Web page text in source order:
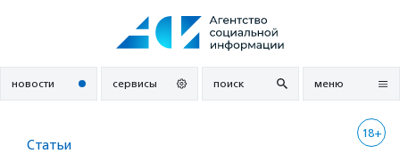
новости сервисы поиск меню
18+
Статьи